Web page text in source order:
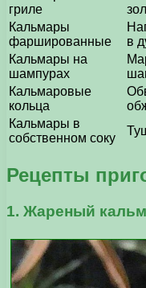
гриле
Кальмары
фаршированные
в
Кальмары на
шампурах
Кальмаровые
кольца
Кальмары в
собственном соку
Рецепты
1. Жареный